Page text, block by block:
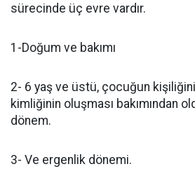
sürecinde üç evre vardır.
1-Doğum ve bakımı
2- 6 yaş ve üstü, çocuğun
kimliğinin oluşması bakımından
dönem.
3- Ve ergenlik dönemi.